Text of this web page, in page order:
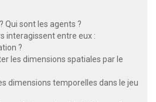
Qui sont les agents ?
interagissent entre eux :
?
les dimensions spatiales par le
dimensions temporelles dans le jeu